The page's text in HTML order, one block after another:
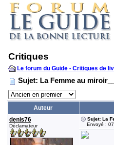
Critiques
Le forum du Guide - Critiques de
Sujet: La Femme au
Auteur
denis76
Déclamateur
Sujet: La
Envoyé : 07